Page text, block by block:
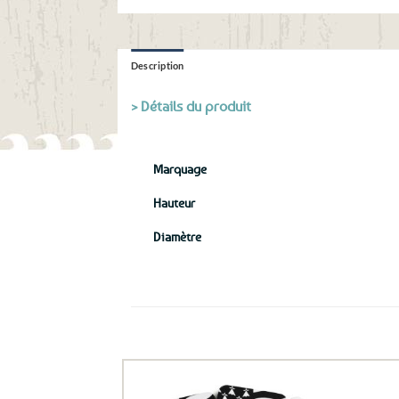
Description
> Détails du produit
Marquage
Hauteur
Diamètre